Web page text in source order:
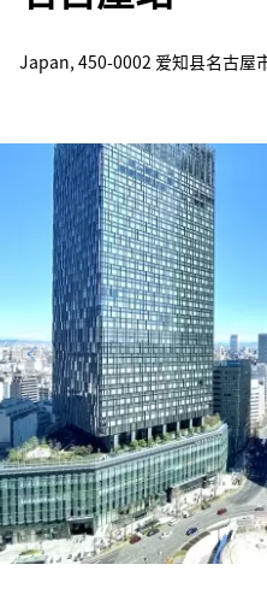
Japan, 450-0002 爱知县名古屋